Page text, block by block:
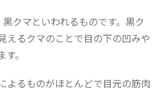
クマといわれるものです。黒ク
えるクマのことで目の下の凹みや
。
よるものがほとんどで目元の筋肉